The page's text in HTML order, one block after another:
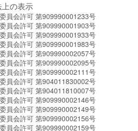
の表示
員会許可 第909990001233号
員会許可 第909990001903号
員会許可 第909990001933号
員会許可 第909990001983号
員会許可 第909990002057号
員会許可 第909990002095号
員会許可 第909990002111号
員会許可 第904011830002号
員会許可 第904011810007号
員会許可 第909990002146号
員会許可 第909990002149号
員会許可 第909990002156号
員会許可 第909990002159号